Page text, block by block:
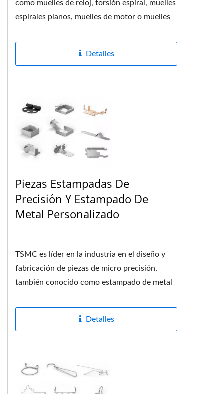
como muelles de reloj, torsión espiral, muelles
espirales planos, muelles de motor o muelles
Detalles
Piezas Estampadas De
Precisión Y Estampado De
Metal Personalizado
TSMC es líder en la industria en el diseño y
fabricación de piezas de micro precisión,
también conocido como estampado de metal
Detalles